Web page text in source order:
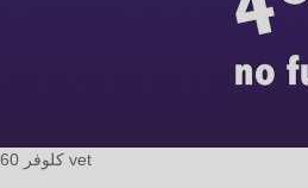
كلوفر 60 vet